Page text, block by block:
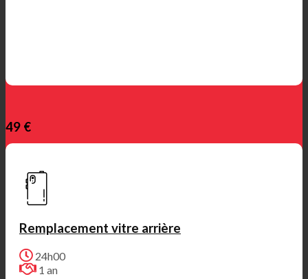
49 €
Remplacement vitre arrière
24h00
1 an